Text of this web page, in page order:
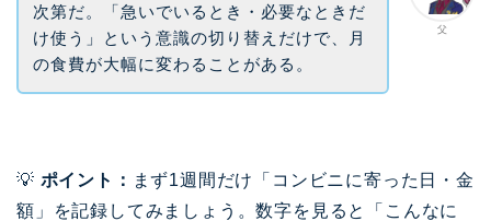
父
次第だ。「急いでいるとき・必要なときだ
け使う」という意識の切り替えだけで、月
の食費が大幅に変わることがある。
💡 ポイント： まず1週間だけ「コンビニに寄った日・金
額」を記録してみましょう。数字を見ると「こんなに